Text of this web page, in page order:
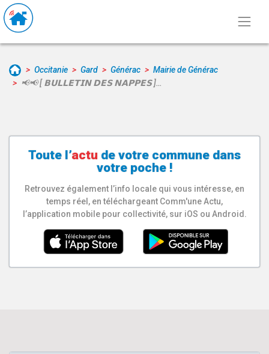
Occitanie Gard Générac
Mairie de Générac
📢📢 [ 𝗕𝗨𝗟𝗟𝗘𝗧𝗜𝗡 𝗗𝗘𝗦 𝗡𝗔𝗣𝗣𝗘𝗦 ]…
Toute l’actu de votre commune dans
votre poche !
Retrouvez également l’info locale qui vous intéresse, en
temps réel, en téléchargeant Comm'une Actu,
l’application mobile pour collectivité, sur iOS ou Android.